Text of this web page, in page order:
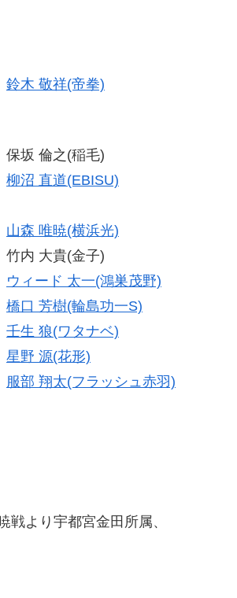
鈴木 敬祥(帝拳)
坂 倫之(稲毛)
柳沼 直道(EBISU)
山森 唯暁(横浜光)
内 大貴(金子)
ウィード 太一(鴻巣茂野)
橋口 芳樹(輪島功一S)
壬生 狼(ワタナベ)
星野 源(花形)
服部 翔太(フラッシュ赤羽)
戦より宇都宮金田所属、